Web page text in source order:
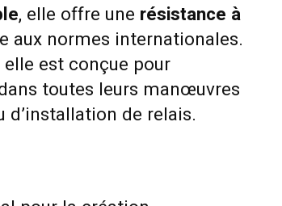
, elle offre une résistance à
aux normes internationales.
est conçue pour
toutes leurs manœuvres
d’installation de relais.